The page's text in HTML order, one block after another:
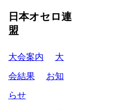
日本オセロ連
盟
大会案内
大
会結果
お知
らせ